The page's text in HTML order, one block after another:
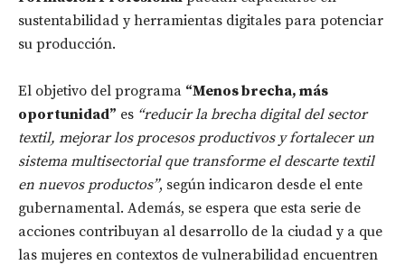
sustentabilidad y herramientas digitales para potenciar
su producción.
El objetivo del programa “Menos brecha, más
oportunidad” es “reducir la brecha digital del sector
textil, mejorar los procesos productivos y fortalecer un
sistema multisectorial que transforme el descarte textil
en nuevos productos”, según indicaron desde el ente
gubernamental. Además, se espera que esta serie de
acciones contribuyan al desarrollo de la ciudad y a que
las mujeres en contextos de vulnerabilidad encuentren